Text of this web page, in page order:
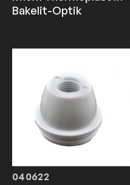
Bakelit-Optik
040622